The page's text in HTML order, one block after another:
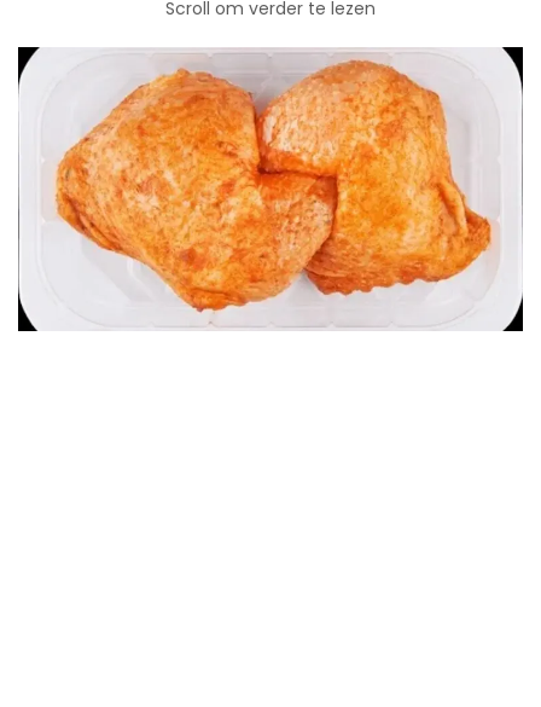
Scroll om verder te lezen